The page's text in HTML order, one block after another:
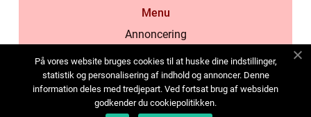
Menu
Annoncering
Cookies
Kontakt os
Sitemap
På vores website bruges cookies til at huske dine indstillinger,
statistik og personalisering af indhold og annoncer. Denne
information deles med tredjepart. Ved fortsat brug af websiden
godkender du cookiepolitikken.